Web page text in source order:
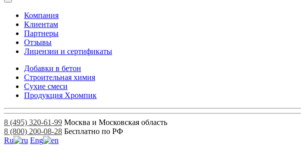
Компания
Клиентам
Партнеры
Отзывы
Лицензии и сертификаты
Добавки в бетон
Строительная химия
Сухие смеси
Продукция Хромпик
8 (495) 320-61-99 Москва и Московская область
8 (800) 200-08-28 Бесплатно по РФ
Ru
Eng